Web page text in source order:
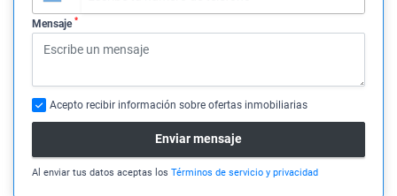
Mensaje *
Acepto recibir información sobre ofertas inmobiliarias
Enviar mensaje
Al enviar tus datos aceptas los Términos de servicio y privacidad